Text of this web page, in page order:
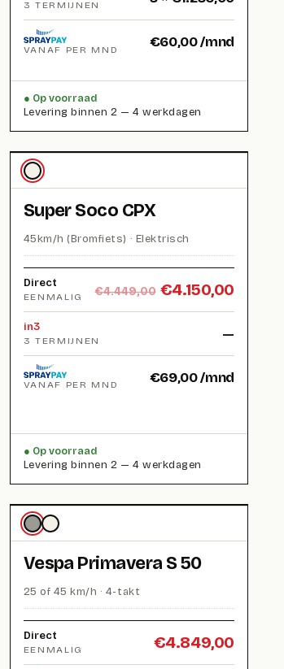
3 TERMIJNEN
VANAF PER MND €60,00/mnd
Op voorraad
Levering binnen 2 — 4 werkdagen
Super Soco CPX
45km/h (Bromfiets) · Elektrisch
Direct
EENMALIG €4.449,00 €4.150,00
in3
3 TERMIJNEN —
VANAF PER MND €69,00/mnd
Op voorraad
Levering binnen 2 — 4 werkdagen
Vespa Primavera S 50
25 of 45 km/h · 4-takt
Direct
EENMALIG €4.849,00